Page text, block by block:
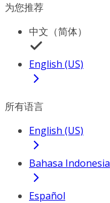
为您推荐
中文（简体）
English (US)
所有语言
English (US)
Bahasa Indonesia
Español